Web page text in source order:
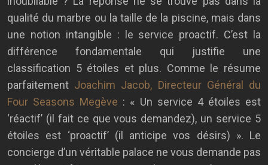
qualité du marbre ou la taille de la piscine, mais dans
une notion intangible : le service proactif. C’est la
différence fondamentale qui justifie une
classification 5 étoiles et plus. Comme le résume
parfaitement Joachim Jacob, Directeur Général du
Four Seasons Megève : « Un service 4 étoiles est
‘réactif’ (il fait ce que vous demandez), un service 5
étoiles est ‘proactif’ (il anticipe vos désirs) ». Le
concierge d’un véritable palace ne vous demande pas